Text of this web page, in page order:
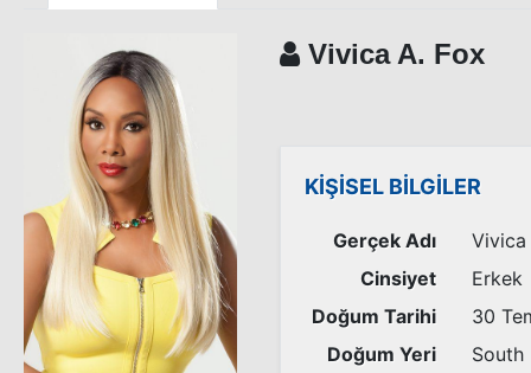
Vivica A. Fox
KİŞİSEL BİLGİLER
Gerçek Adı
Vivica
Cinsiyet
Erkek
Doğum Tarihi
30
Doğum Yeri
South